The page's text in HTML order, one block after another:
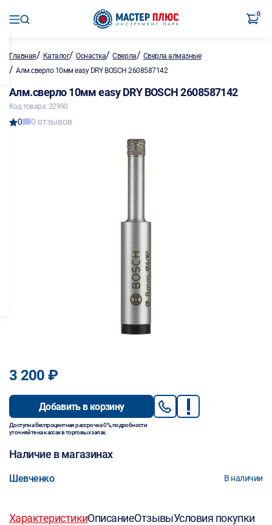
0
Главная/ Каталог/Оснастка/Сверла/ Сверла алмазные
/ Алм.сверло 10мм easy DRY BOSCH 2608587142
Алм.сверло 10мм easy DRY BOSCH 2608587142
Код товара: 32990
0 0 отзывов
3 200 ₽
Добавить в корзину
Доступна беспроцентная рассрочка 0%, подробности
уточняйте на кассах в торговых залах.
Наличие в магазинах
Шевченко В наличии
ХарактеристикиОписаниеОтзывыУсловия покупки